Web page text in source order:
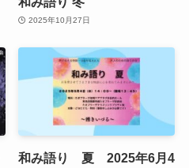
2025年10月27日
和み語り 夏 2025年6月4